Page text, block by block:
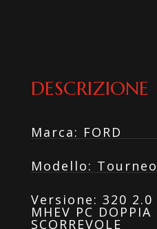
DESCRIZIONE
Marca: FORD
Modello:
Versione: 320 2.0
MHEV PC DOPPIA
SCORREVOLE